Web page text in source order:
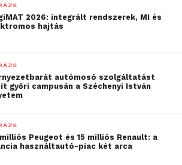
2026: integrált rendszerek, MI és
hajtás
autómosó szolgáltatást
győri campusán a Széchenyi István
Peugeot és 15 milliós Renault: a
használtautó-piac két arca